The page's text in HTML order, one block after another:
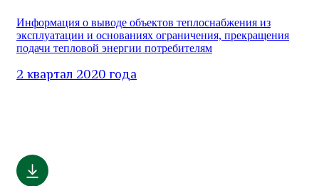
Информация о выводе объектов теплоснабжения из
эксплуатации и основаниях ограничения, прекращения
подачи тепловой энергии потребителям
2 квартал 2020 года